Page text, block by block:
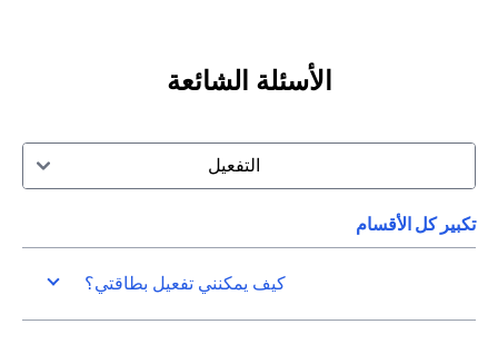
الأسئلة الشائعة
التفعيل
تكبير كل الأقسام
كيف يمكنني تفعيل بطاقتي؟